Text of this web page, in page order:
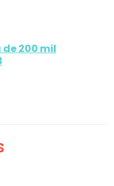
200 mil